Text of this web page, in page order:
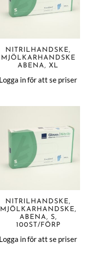
NITRILHANDSKE,
MJÖLKARHANDSKE
ABENA, XL
Logga in för att se priser
NITRILHANDSKE,
MJÖLKARHANDSKE,
ABENA, S,
100ST/FÖRP
Logga in för att se priser